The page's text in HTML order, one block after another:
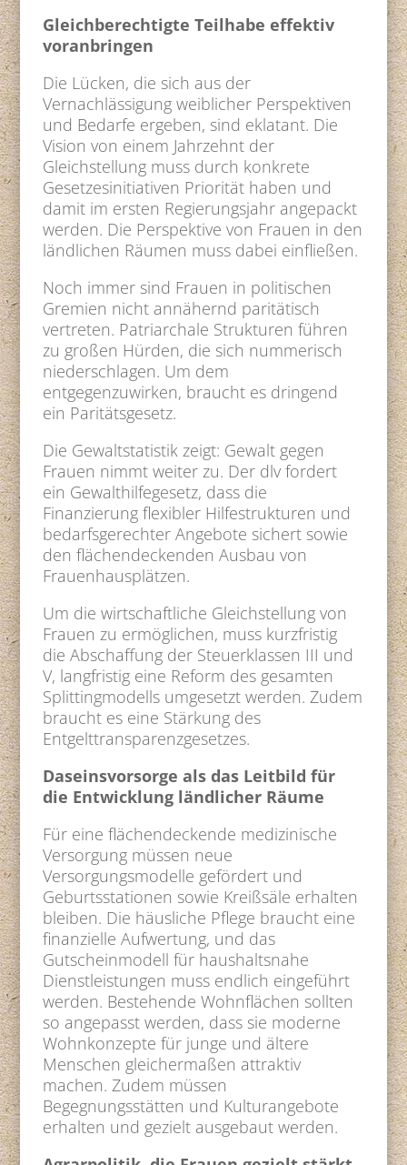
Gleichberechtigte Teilhabe effektiv
voranbringen
Die Lücken, die sich aus der
Vernachlässigung weiblicher Perspektiven
und Bedarfe ergeben, sind eklatant. Die
Vision von einem Jahrzehnt der
Gleichstellung muss durch konkrete
Gesetzesinitiativen Priorität haben und
damit im ersten Regierungsjahr angepackt
werden. Die Perspektive von Frauen in den
ländlichen Räumen muss dabei einfließen.
Noch immer sind Frauen in politischen
Gremien nicht annähernd paritätisch
vertreten. Patriarchale Strukturen führen
zu großen Hürden, die sich nummerisch
niederschlagen. Um dem
entgegenzuwirken, braucht es dringend
ein Paritätsgesetz.
Die Gewaltstatistik zeigt: Gewalt gegen
Frauen nimmt weiter zu. Der dlv fordert
ein Gewalthilfegesetz, dass die
Finanzierung flexibler Hilfestrukturen und
bedarfsgerechter Angebote sichert sowie
den flächendeckenden Ausbau von
Frauenhausplätzen.
Um die wirtschaftliche Gleichstellung von
Frauen zu ermöglichen, muss kurzfristig
die Abschaffung der Steuerklassen III und
V, langfristig eine Reform des gesamten
Splittingmodells umgesetzt werden. Zudem
braucht es eine Stärkung des
Entgelttransparenzgesetzes.
Daseinsvorsorge als das Leitbild für
die Entwicklung ländlicher Räume
Für eine flächendeckende medizinische
Versorgung müssen neue
Versorgungsmodelle gefördert und
Geburtsstationen sowie Kreißsäle erhalten
bleiben. Die häusliche Pflege braucht eine
finanzielle Aufwertung, und das
Gutscheinmodell für haushaltsnahe
Dienstleistungen muss endlich eingeführt
werden. Bestehende Wohnflächen sollten
so angepasst werden, dass sie moderne
Wohnkonzepte für junge und ältere
Menschen gleichermaßen attraktiv
machen. Zudem müssen
Begegnungsstätten und Kulturangebote
erhalten und gezielt ausgebaut werden.